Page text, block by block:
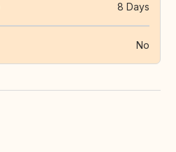
8 Days
No